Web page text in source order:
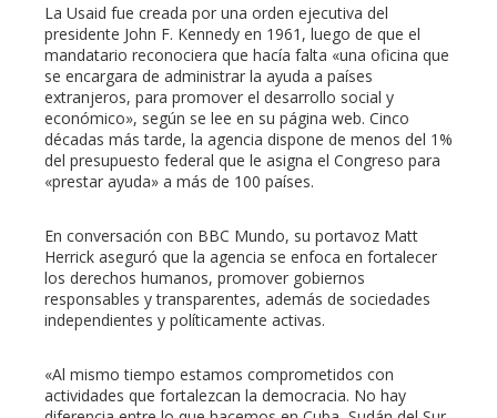
La Usaid fue creada por una orden ejecutiva del
presidente John F. Kennedy en 1961, luego de que el
mandatario reconociera que hacía falta «una oficina que
se encargara de administrar la ayuda a países
extranjeros, para promover el desarrollo social y
económico», según se lee en su página web. Cinco
décadas más tarde, la agencia dispone de menos del 1%
del presupuesto federal que le asigna el Congreso para
«prestar ayuda» a más de 100 países.
En conversación con BBC Mundo, su portavoz Matt
Herrick aseguró que la agencia se enfoca en fortalecer
los derechos humanos, promover gobiernos
responsables y transparentes, además de sociedades
independientes y políticamente activas.
«Al mismo tiempo estamos comprometidos con
actividades que fortalezcan la democracia. No hay